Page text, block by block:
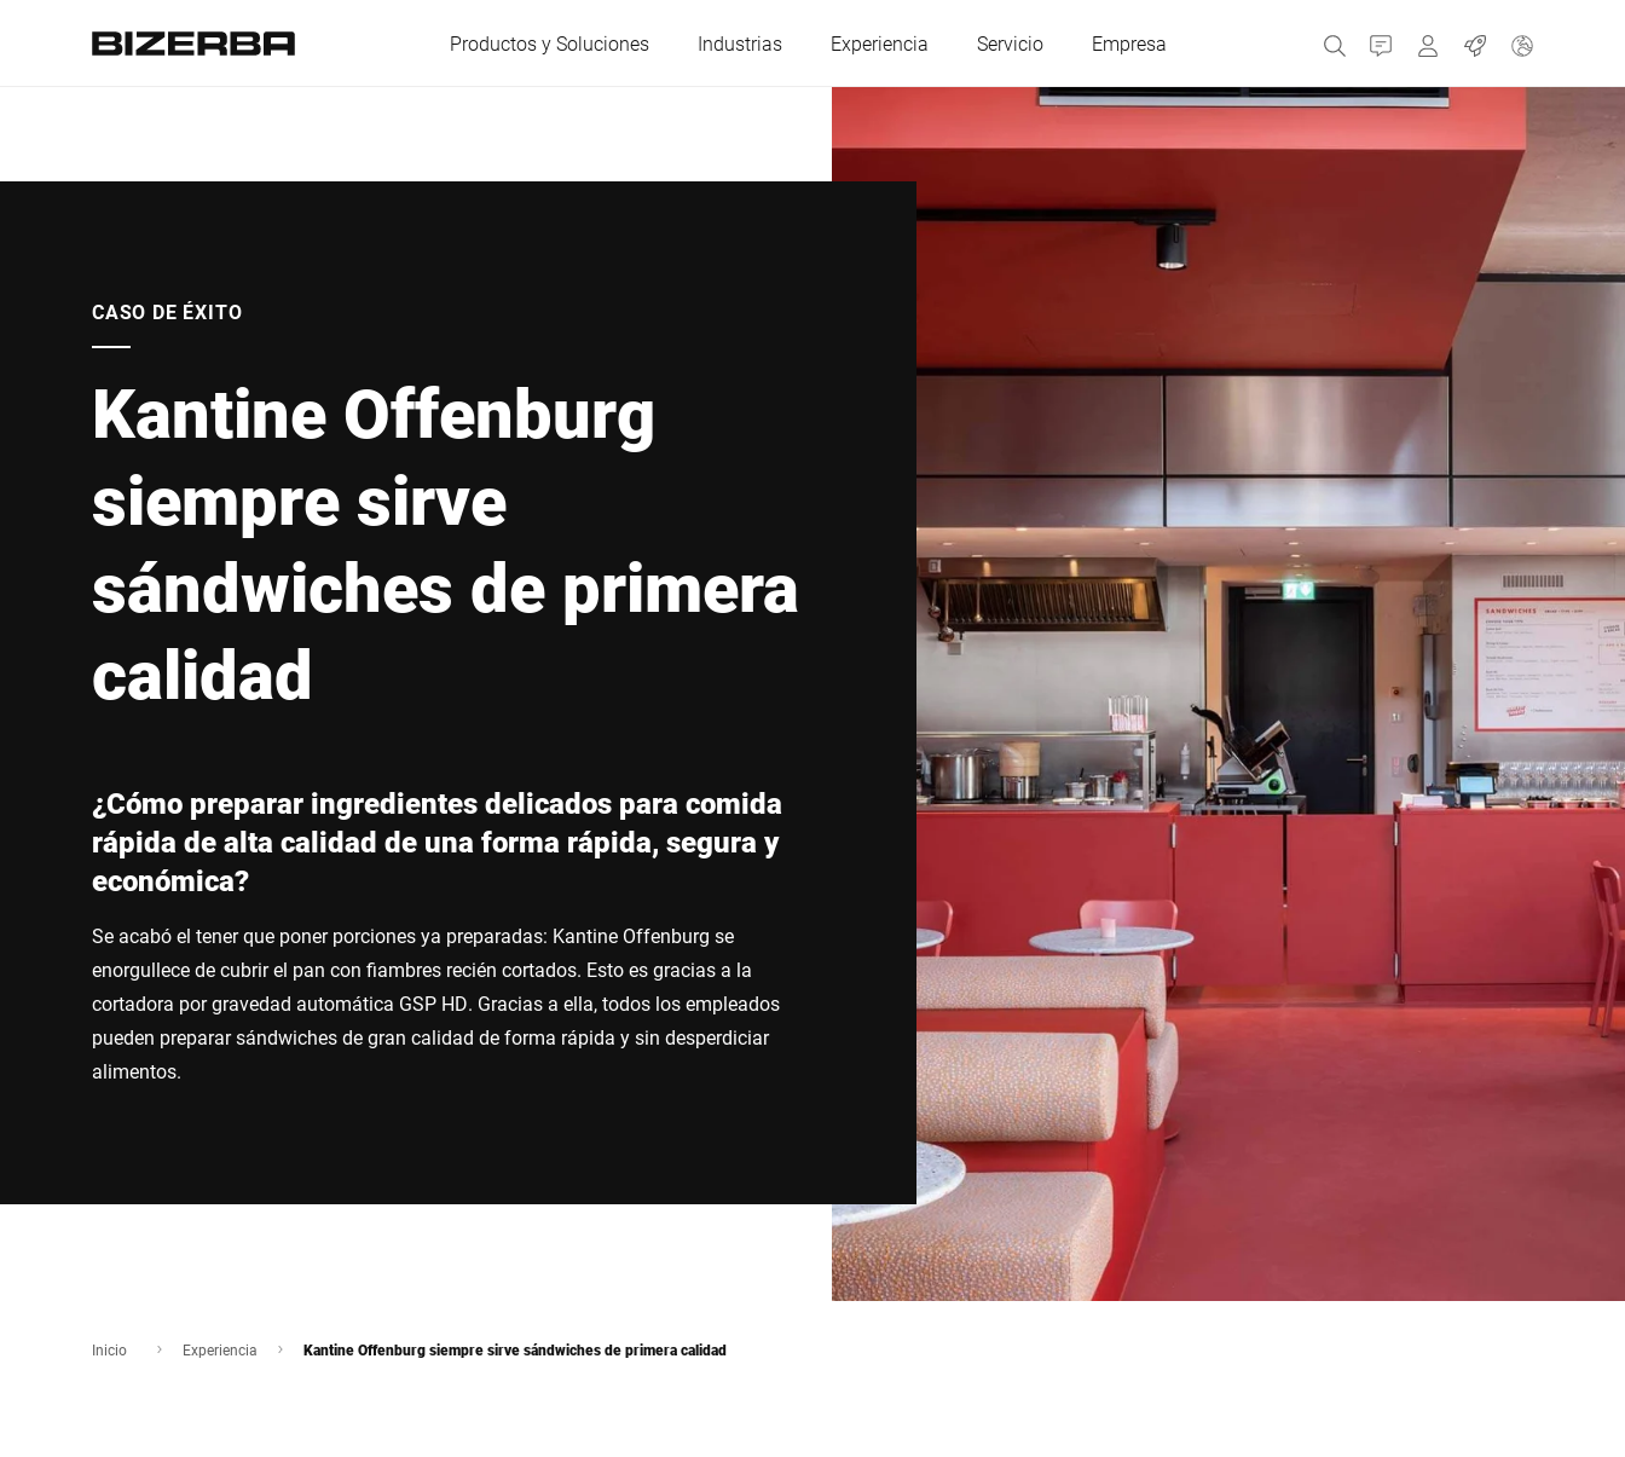
Productos y Soluciones Industrias Experiencia Servicio Empresa ContactoMyBizerbaTrabajos
Bélgica
Grecia
Italia Países Bajos
Polonia
Suiza Turquía Ucrania
America
Asia
Australia
África
CASO DE ÉXITO
Kantine Offenburg
siempre sirve
sándwiches de primera
calidad
¿Cómo preparar ingredientes delicados para comida
rápida de alta calidad de una forma rápida, segura y
económica?
Se acabó el tener que poner porciones ya preparadas: Kantine Offenburg se
enorgullece de cubrir el pan con fiambres recién cortados. Esto es gracias a la
cortadora por gravedad automática GSP HD. Gracias a ella, todos los empleados
pueden preparar sándwiches de gran calidad de forma rápida y sin desperdiciar
alimentos.
Inicio Experiencia Kantine Offenburg siempre sirve sándwiches de primera calidad